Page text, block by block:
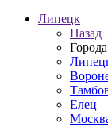
Липецк
Назад
Города
Елец